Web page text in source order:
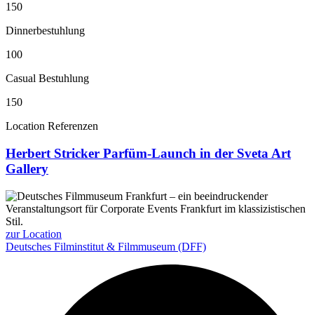
150
Dinnerbestuhlung
100
Casual Bestuhlung
150
Location Referenzen
Herbert Stricker Parfüm-Launch in der Sveta Art
Gallery
zur Location
Deutsches Filminstitut & Filmmuseum (DFF)